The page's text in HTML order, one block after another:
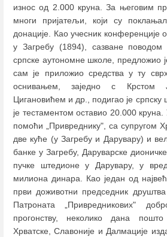
износ од 2.000 круна. За његовим
многи пријатељи, који су
донације. Као учесник конференције
у Загребу (1894), сазване поводом
српске аутономне школе, предложио
сам је приложио средства у ту
оснивањем, заједно с Крстом
Цигановићем и др., подигао је српску
је тестаментом оставио 20.000 круна.
помоћи „Привреднику", са супругом
две куће (у Загребу и Дарувару) и
банке у Загребу, Даруварске
пучке штедионе у Дарувару, у
милиона динара. Као један од
први доживотни председник
Патроната „Привредникових"
прогонству, неколико дана
Хрватске, Славоније и Далмације